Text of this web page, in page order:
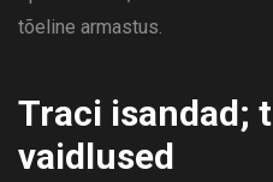
tõeline armastus.
Traci isandad;
vaidlused